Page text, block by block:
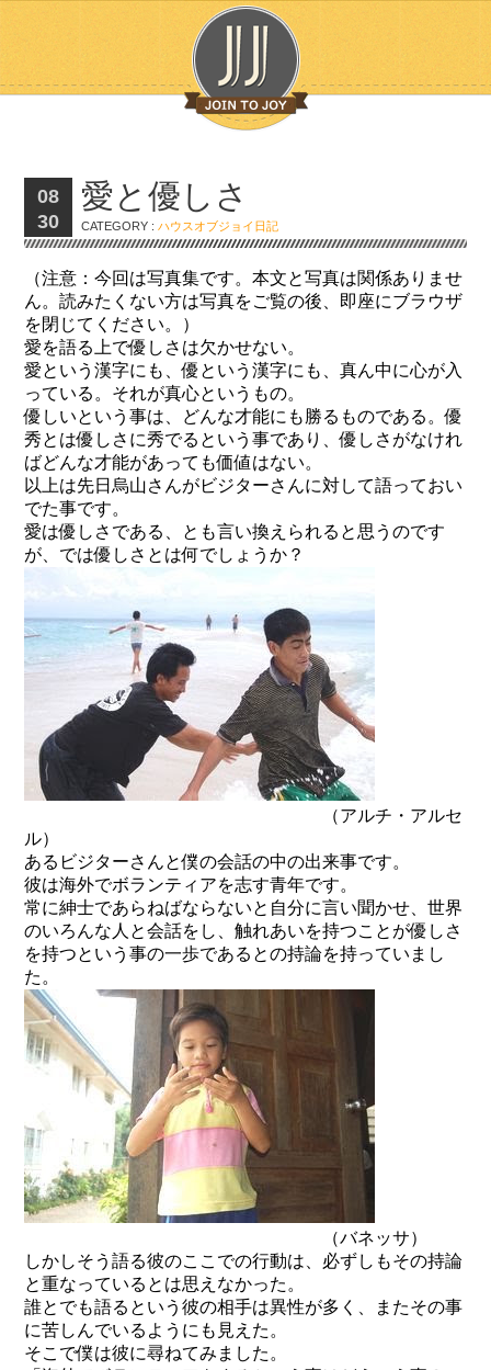
08
30
愛と優しさ
CATEGORY :ハウスオブジョイ日記
（注意：今回は写真集です。本文と写真は関係ありませ
ん。読みたくない方は写真をご覧の後、即座にブラウザ
を閉じてください。）
愛を語る上で優しさは欠かせない。
愛という漢字にも、優という漢字にも、真ん中に心が入
っている。それが真心というもの。
優しいという事は、どんな才能にも勝るものである。優
秀とは優しさに秀でるという事であり、優しさがなけれ
ばどんな才能があっても価値はない。
以上は先日烏山さんがビジターさんに対して語っておい
でた事です。
愛は優しさである、とも言い換えられると思うのです
が、では優しさとは何でしょうか？
（アルチ・アルセ
ル）
あるビジターさんと僕の会話の中の出来事です。
彼は海外でボランティアを志す青年です。
常に紳士であらねばならないと自分に言い聞かせ、世界
のいろんな人と会話をし、触れあいを持つことが優しさ
を持つという事の一歩であるとの持論を持っていまし
た。
（バネッサ）
しかしそう語る彼のここでの行動は、必ずしもその持論
と重なっているとは思えなかった。
誰とでも語るという彼の相手は異性が多く、またその事
に苦しんでいるようにも見えた。
そこで僕は彼に尋ねてみました。